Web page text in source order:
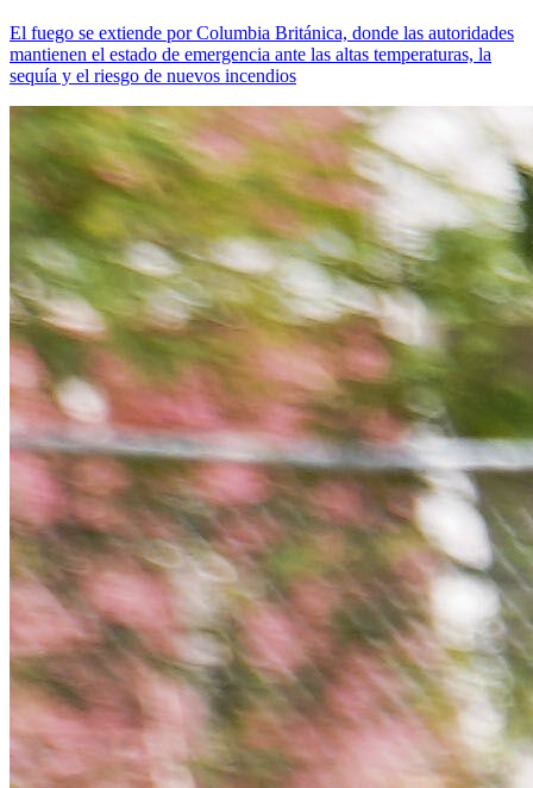
El fuego se extiende por Columbia Británica, donde las autoridades
mantienen el estado de emergencia ante las altas temperaturas, la
sequía y el riesgo de nuevos incendios